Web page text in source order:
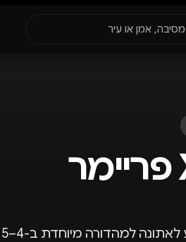
אמן או עיר
זאמנה X פריימר
ZAMNA x PRIMER מגיע לאתונה למהדורה מיוחדת ב-4–5